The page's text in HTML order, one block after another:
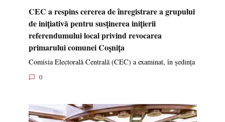
CEC a respins cererea de înregistrare a grupului
de inițiativă pentru susținerea inițierii
referendumului local privind revocarea
primarului comunei Coșnița
Comisia Electorală Centrală (CEC) a examinat, în ședința
0